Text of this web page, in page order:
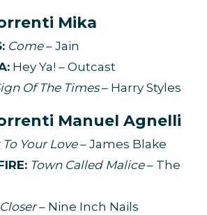
Mika
Come– Jain
Hey Ya! – Outcast
Of The Times– Harry Styles
Manuel Agnelli
Your Love– James Blake
Town Called Malice– The
Closer– Nine Inch Nails